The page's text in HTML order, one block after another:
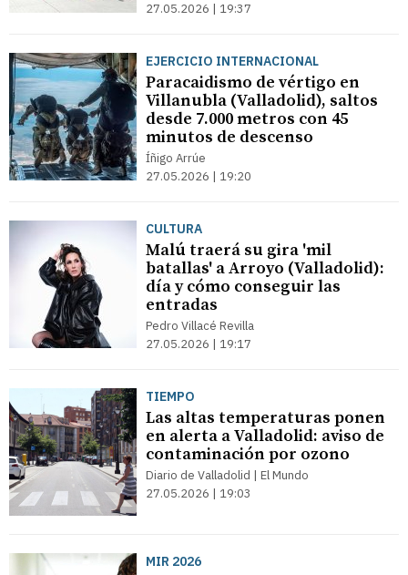
27.05.2026 | 19:37
EJERCICIO INTERNACIONAL
Paracaidismo de vértigo en
Villanubla (Valladolid), saltos
desde 7.000 metros con 45
minutos de descenso
Íñigo Arrúe
27.05.2026 | 19:20
CULTURA
Malú traerá su gira 'mil
batallas' a Arroyo (Valladolid):
día y cómo conseguir las
entradas
Pedro Villacé Revilla
27.05.2026 | 19:17
TIEMPO
Las altas temperaturas ponen
en alerta a Valladolid: aviso de
contaminación por ozono
Diario de Valladolid | El Mundo
27.05.2026 | 19:03
MIR 2026